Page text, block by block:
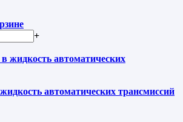
+
автоматических трансмиссий